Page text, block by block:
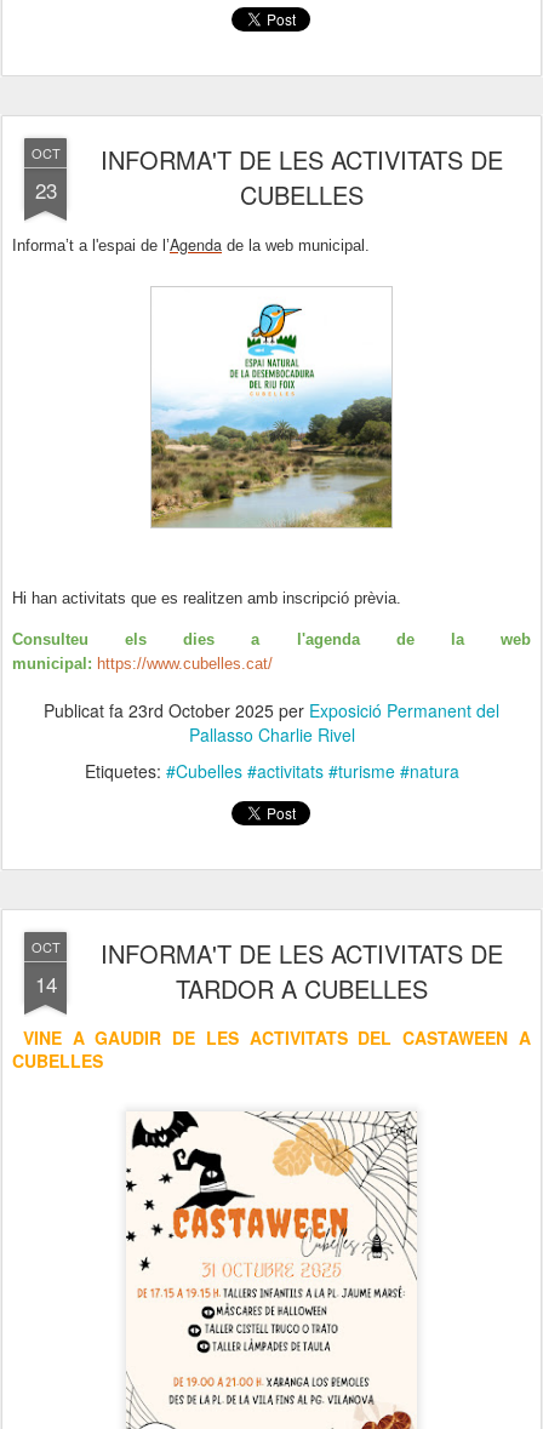
OCT
23
INFORMA'T DE LES ACTIVITATS DE
CUBELLES
Informa’t a l'espai de l’Agenda de la web municipal.
Hi han activitats que es realitzen amb inscripció prèvia.
Consulteu els dies a l'agenda de la web
municipal: https://www.cubelles.cat/
Publicat fa 23rd October 2025 per Exposició Permanent del
Pallasso Charlie Rivel
Etiquetes: #Cubelles #activitats #turisme #natura
OCT
14
INFORMA'T DE LES ACTIVITATS DE
TARDOR A CUBELLES
VINE A GAUDIR DE LES ACTIVITATS DEL CASTAWEEN A
CUBELLES